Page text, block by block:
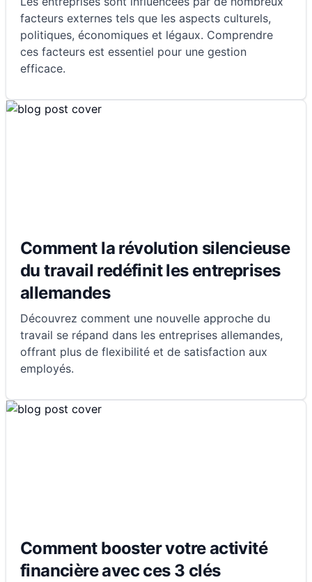
facteurs externes tels que les aspects culturels,
politiques, économiques et légaux. Comprendre
ces facteurs est essentiel pour une gestion
efficace.
Comment la révolution silencieuse
du travail redéfinit les entreprises
allemandes
Découvrez comment une nouvelle approche du
travail se répand dans les entreprises allemandes,
offrant plus de flexibilité et de satisfaction aux
employés.
Comment booster votre activité
financière avec ces 3 clés